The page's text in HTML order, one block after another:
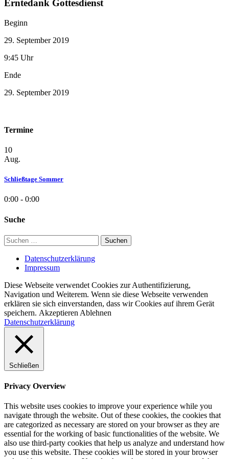
Erntedank Gottesdienst
Beginn
29. September 2019
9:45 Uhr
Ende
29. September 2019
Termine
10
Aug.
Schließtage Sommer
0:00 - 0:00
Suche
Suchen
nach:
Datenschutzerklärung
Impressum
Diese Webseite verwendet Cookies zur Authentifizierung,
Navigation und Weiterem. Wenn sie diese Webseite verwenden
erklären sie sich einverstanden, dass wir Cookies auf ihrem Gerät
speichern. Akzeptieren Ablehnen
Datenschutzerklärung
Schließen
Privacy Overview
This website uses cookies to improve your experience while you
navigate through the website. Out of these cookies, the cookies that
are categorized as necessary are stored on your browser as they are
essential for the working of basic functionalities of the website. We
also use third-party cookies that help us analyze and understand how
you use this website. These cookies will be stored in your browser